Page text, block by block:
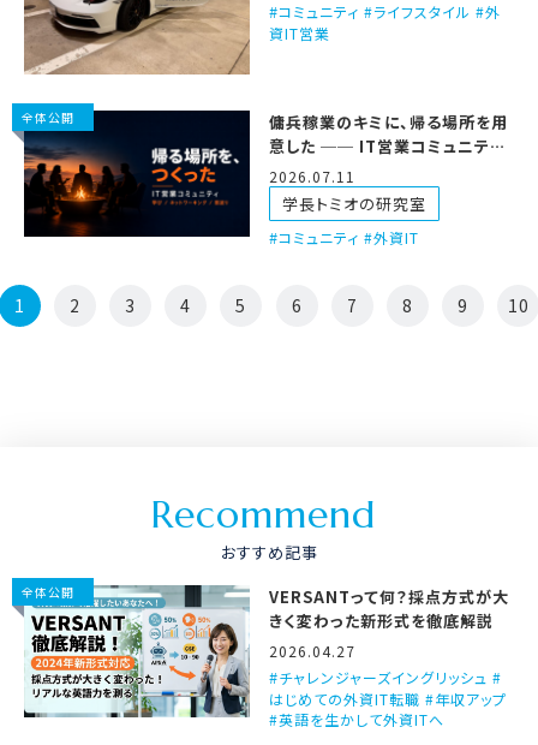
コミュニティ #ライフスタイル #外
資IT営業
全体公開
傭兵稼業のキミに、帰る場所を用
意した ── IT営業コミュニティ、
仲間を募集するで
2026.07.11
学長トミオの研究室
コミュニティ #外資IT
1 2 3 4 5 6 7 8 9 10
Recommend
おすすめ記事
全体公開
VERSANTって何？採点方式が大
きく変わった新形式を徹底解説
2026.04.27
チャレンジャーズイングリッシュ #
はじめての外資IT転職 #年収アップ
#英語を生かして外資ITへ